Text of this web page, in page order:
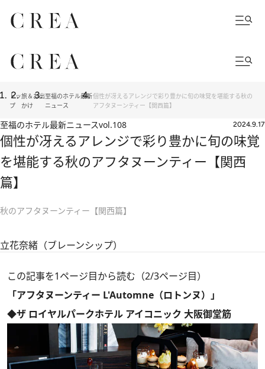
トッ
プ
旅＆お出
かけ
至福のホテル最新
ニュース
個性が冴えるアレンジで彩り豊かに旬の味覚を堪能する秋の
アフタヌーンティー【関西篇】
至福のホテル最新ニュースvol.108 2024.9.17
個性が冴えるアレンジで彩り豊かに旬の味覚
を堪能する秋のアフタヌーンティー【関西
篇】
秋のアフタヌーンティー【関西篇】
立花奈緒（ブレーンシップ）
この記事を1ページ目から読む（2/3ページ目）
「アフタヌーンティー L'Automne（ロトンヌ）」
◆ザ ロイヤルパークホテル アイコニック 大阪御堂筋